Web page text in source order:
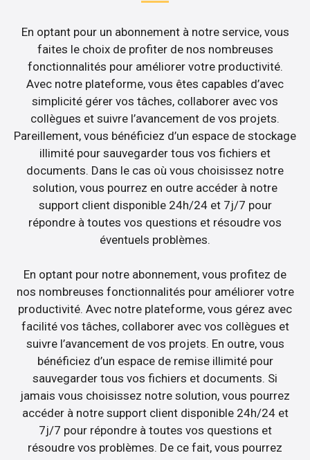
En optant pour un abonnement à notre service, vous
faites le choix de profiter de nos nombreuses
fonctionnalités pour améliorer votre productivité.
Avec notre plateforme, vous êtes capables d’avec
simplicité gérer vos tâches, collaborer avec vos
collègues et suivre l’avancement de vos projets.
Pareillement, vous bénéficiez d’un espace de stockage
illimité pour sauvegarder tous vos fichiers et
documents. Dans le cas où vous choisissez notre
solution, vous pourrez en outre accéder à notre
support client disponible 24h/24 et 7j/7 pour
répondre à toutes vos questions et résoudre vos
éventuels problèmes.
En optant pour notre abonnement, vous profitez de
nos nombreuses fonctionnalités pour améliorer votre
productivité. Avec notre plateforme, vous gérez avec
facilité vos tâches, collaborer avec vos collègues et
suivre l’avancement de vos projets. En outre, vous
bénéficiez d’un espace de remise illimité pour
sauvegarder tous vos fichiers et documents. Si
jamais vous choisissez notre solution, vous pourrez
accéder à notre support client disponible 24h/24 et
7j/7 pour répondre à toutes vos questions et
résoudre vos problèmes. De ce fait, vous pourrez